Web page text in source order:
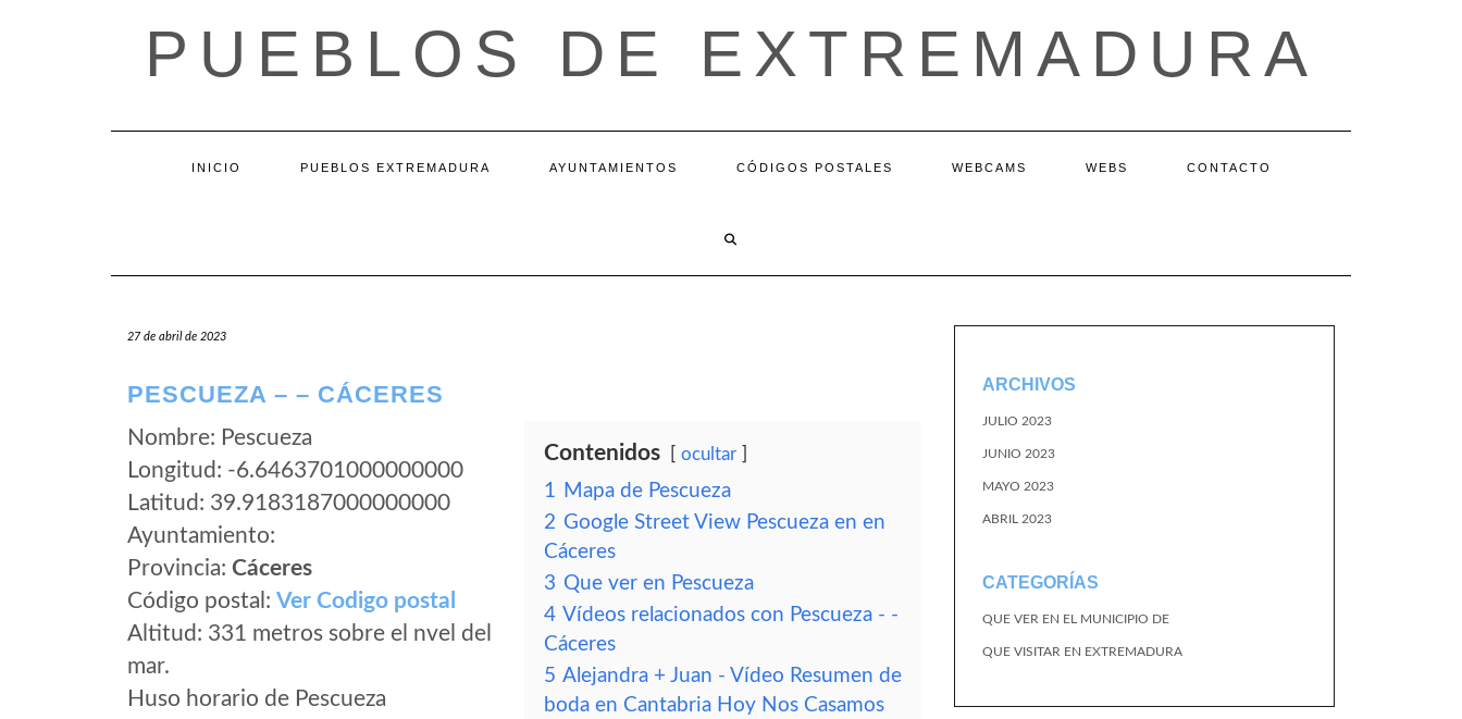
PUEBLOS DE EXTREMADURA
INICIO PUEBLOS EXTREMADURA AYUNTAMIENTOS CÓDIGOS POSTALES WEBCAMS WEBS CONTACTO
27 de abril de 2023
PESCUEZA – – CÁCERES
Nombre: Pescueza
Longitud: -6.6463701000000000
Latitud: 39.9183187000000000
Ayuntamiento:
Provincia: Cáceres
Código postal: Ver Codigo postal
Altitud: 331 metros sobre el nvel del
mar.
Huso horario de Pescueza
Contenidos ocultar
1 Mapa de Pescueza
2 Google Street View Pescueza en en
Cáceres
3 Que ver en Pescueza
4 Vídeos relacionados con Pescueza - -
Cáceres
5 Alejandra + Juan - Vídeo Resumen de
boda en Cantabria Hoy Nos Casamos
ARCHIVOS
JULIO 2023
JUNIO 2023
MAYO 2023
ABRIL 2023
CATEGORÍAS
QUE VER EN EL MUNICIPIO DE
QUE VISITAR EN EXTREMADURA